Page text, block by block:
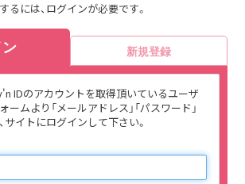
るには、ログインが必要です。
新規登録
IDのアカウントを取得頂いているユーザ
ームより「メールアドレス」「パスワード」
サイトにログインして下さい。